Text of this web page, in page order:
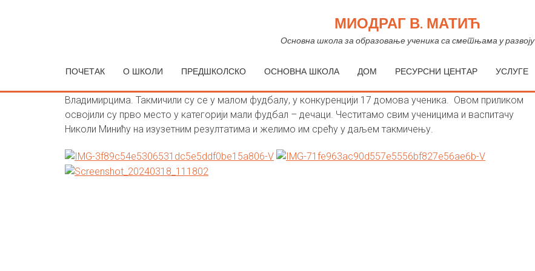
МИОДРАГ В. МАТИЋ
Основна школа за образовање ученика са сметњама у развоју
ПОЧЕТАК О ШКОЛИ ПРЕДШКОЛСКО ОСНОВНА ШКОЛА ДОМ РЕСУРСНИ ЦЕНТАР УСЛУГЕ
ОДРЖАНА РЕГИОНАЛНА ДОМИЈАДА У МАЛОМ ФУДБАЛУ
Владимирцима. Такмичили су се у малом фудбалу, у конкуренцији 17 домова ученика. Овом приликом
освојили су прво место у категорији мали фудбал – дечаци. Честитамо свим ученицима и васпитачу
Николи Минићу на изузетним резултатима и желимо им срећу у даљем такмичењу.